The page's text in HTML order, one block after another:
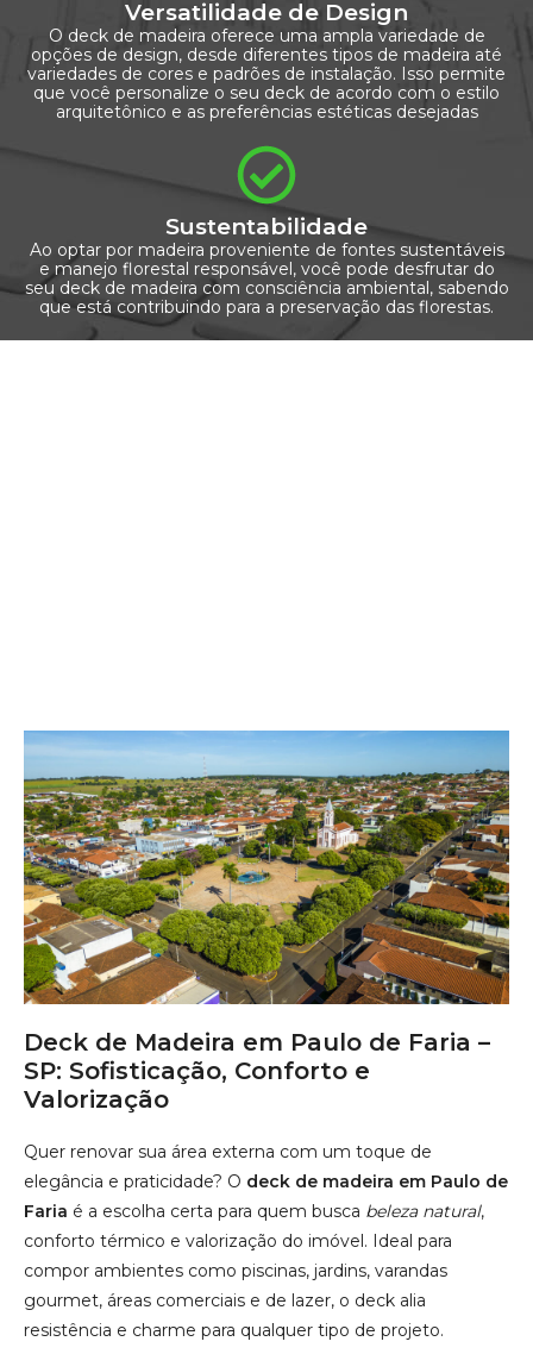
Versatilidade de Design
O deck de madeira oferece uma ampla variedade de
opções de design, desde diferentes tipos de madeira até
variedades de cores e padrões de instalação. Isso permite
que você personalize o seu deck de acordo com o estilo
arquitetônico e as preferências estéticas desejadas
Sustentabilidade
Ao optar por madeira proveniente de fontes sustentáveis
e manejo florestal responsável, você pode desfrutar do
seu deck de madeira com consciência ambiental, sabendo
que está contribuindo para a preservação das florestas.
Deck de Madeira em Paulo de Faria –
SP: Sofisticação, Conforto e
Valorização
Quer renovar sua área externa com um toque de
elegância e praticidade? O deck de madeira em Paulo de
Faria é a escolha certa para quem busca beleza natural,
conforto térmico e valorização do imóvel. Ideal para
compor ambientes como piscinas, jardins, varandas
gourmet, áreas comerciais e de lazer, o deck alia
resistência e charme para qualquer tipo de projeto.